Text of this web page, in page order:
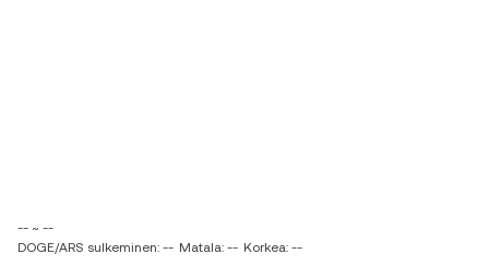
-- ~ --
DOGE/ARS sulkeminen: -- Matala: -- Korkea: --